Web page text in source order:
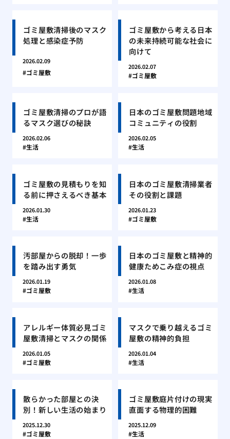
ゴミ屋敷清掃後のマスク
処理と感染症予防
2026.02.09
ゴミ屋敷
ゴミ屋敷から考える日本
の未来持続可能な社会に
向けて
2026.02.07
ゴミ屋敷
ゴミ屋敷清掃のプロが語
るマスク選びの秘訣
2026.02.06
生活
日本のゴミ屋敷問題地域
コミュニティの役割
2026.02.05
生活
ゴミ屋敷の見積もりを知
る前に押さえるべき基本
2026.01.30
生活
日本のゴミ屋敷清掃業者
その役割と課題
2026.01.23
ゴミ屋敷
汚部屋からの脱却！一歩
を踏み出す勇気
2026.01.19
ゴミ屋敷
日本のゴミ屋敷と精神的
健康ためこみ症の視点
2026.01.08
生活
アレルギー体質必見ゴミ
屋敷清掃とマスクの関係
2026.01.05
ゴミ屋敷
マスクで乗り越えるゴミ
屋敷の精神的負担
2026.01.04
生活
散らかった部屋との決
別！新しい生活の始まり
2025.12.30
ゴミ屋敷
ゴミ屋敷庭片付けの現実
直面する物理的困難
2025.12.09
生活